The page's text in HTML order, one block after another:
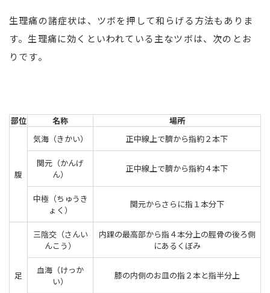
生理痛の諸症状は、ツボを押して和らげる方法もありま
す。生理痛に効くといわれている主なツボは、次のとお
りです。
部位 名称 場所
腹
気海（きかい） 正中線上で臍から指約２本下
関元（かんげ
ん）
正中線上で臍から指約４本下
中極（ちゅうき
ょく）
関元からさらに指１本分下
足
三陰交（さんい
んこう）
内踝の最高部から指４本分上の脛骨の後ろ側
にあるくぼみ
血海（けっか
い）
膝の内側のお皿の指２本と指半分上